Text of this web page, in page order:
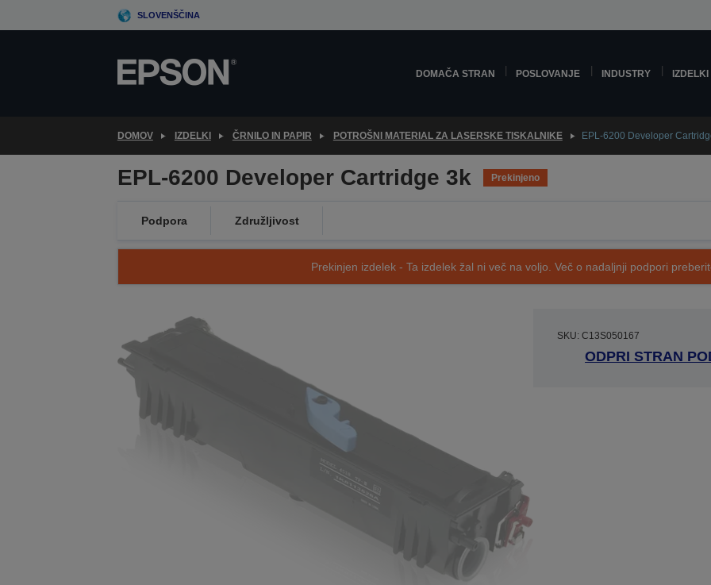
to
SLOVENŠČINA
DOMAČA STRAN POSLOVANJE INDUSTRY IZDELKI
DOMOV IZDELKI ČRNILO IN PAPIR POTROŠNI MATERIAL ZA LASERSKE TISKALNIKE EPL-6200 Developer
EPL-6200 Developer Cartridge 3k Prekinjeno
Podpora Združljivost
Prekinjen izdelek - Ta izdelek žal ni več na voljo. Več o nadaljnji podpori
SKU: C13S050167
ODPRI STRAN